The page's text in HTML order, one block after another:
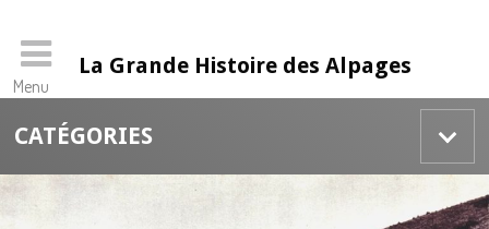
toCATÉGORIES
Menu
La Grande Histoire des Alpages